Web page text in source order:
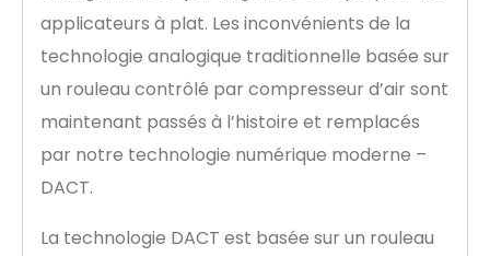
applicateurs à plat. Les inconvénients de la
technologie analogique traditionnelle basée sur
un rouleau contrôlé par compresseur d’air sont
maintenant passés à l’histoire et remplacés
par notre technologie numérique moderne –
DACT.
La technologie DACT est basée sur un rouleau